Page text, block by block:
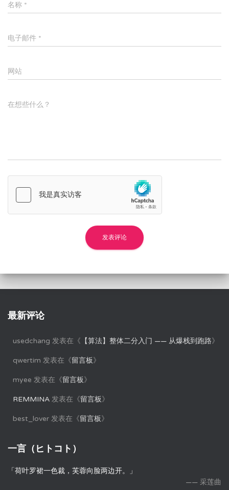
名称 *
电子邮件 *
网站
在想些什么？
最新评论
usedchang 发表在《 【算法】整体二分入门 —— 从爆栈到跑路》
qwertim 发表在《留言板》
myee 发表在《留言板》
REMMINA 发表在《留言板》
best_lover 发表在《留言板》
一言（ヒトコト）
「荷叶罗裙一色裁，芙蓉向脸两边开。」
—— 采莲曲